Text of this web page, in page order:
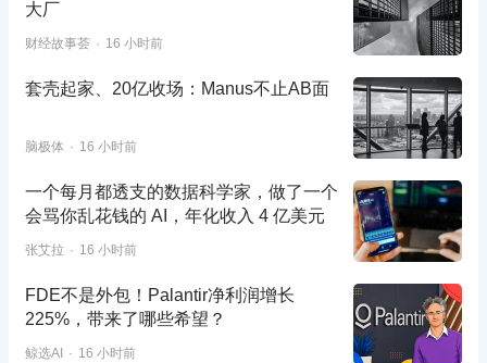
大厂
财经故事荟 16 小时前
套壳起家、20亿收场：Manus不止AB面
脑极体 16 小时前
一个每月都透支的数据科学家，做了一个
会骂你乱花钱的 AI，年化收入 4 亿美元
张艾拉 16 小时前
FDE不是外包！Palantir净利润增长
225%，带来了哪些希望？
鲸选AI 16 小时前